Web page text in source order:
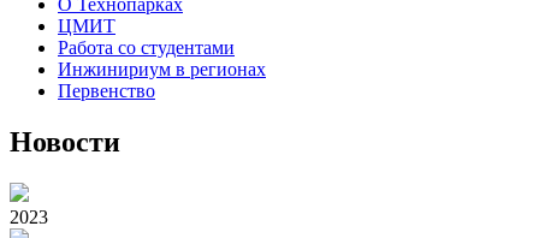
О Технопарках
ЦМИТ
Работа со студентами
Инжинириум в регионах
Первенство
Новости
2023